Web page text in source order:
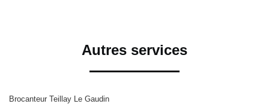
Autres services
Brocanteur Teillay Le Gaudin